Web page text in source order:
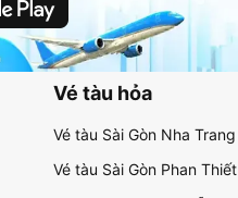
Vé tàu hỏa
Vé tàu Sài Gòn Nha Trang
Vé tàu Sài Gòn Phan Thiết